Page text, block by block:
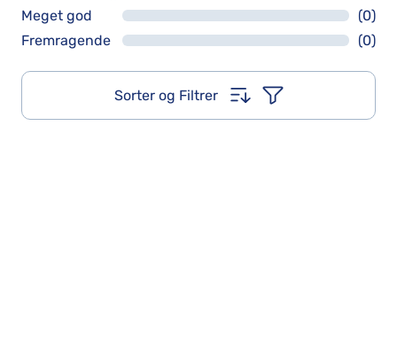
Meget god
(0)
Fremragende
(0)
Sorter og Filtrer